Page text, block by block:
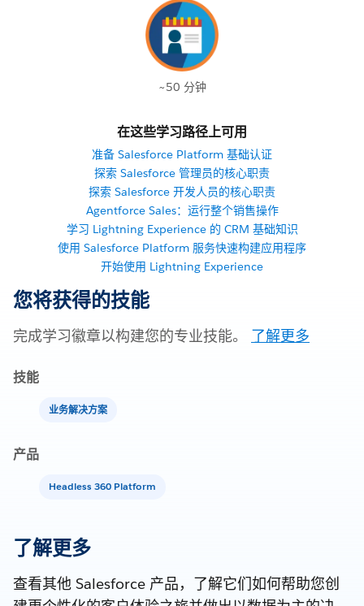
~50 分钟
在这些学习路径上可用
准备 Salesforce Platform 基础认证
探索 Salesforce 管理员的核心职责
探索 Salesforce 开发人员的核心职责
Agentforce Sales：运行整个销售操作
学习 Lightning Experience 的 CRM 基础知识
使用 Salesforce Platform 服务快速构建应用程序
开始使用 Lightning Experience
您将获得的技能
完成学习徽章以构建您的专业技能。 了解更多
技能
业务解决方案
产品
Headless 360 Platform
了解更多
查看其他 Salesforce 产品，了解它们如何帮助您创